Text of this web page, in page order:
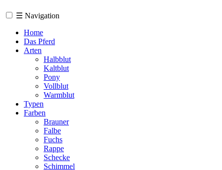
☰ Navigation
Home
Das Pferd
Arten
Halbblut
Kaltblut
Pony
Vollblut
Warmblut
Typen
Farben
Brauner
Falbe
Fuchs
Rappe
Schecke
Schimmel